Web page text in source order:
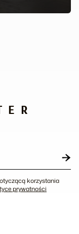
korzystania
prywatności